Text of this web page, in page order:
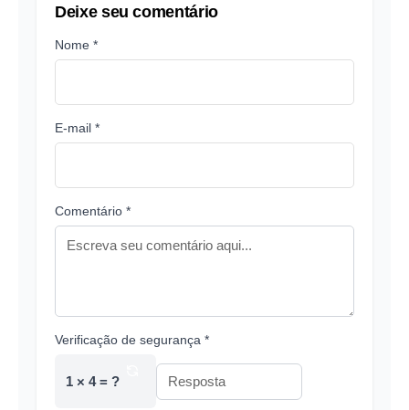
Deixe seu comentário
Nome *
E-mail *
Comentário *
Verificação de segurança *
1 × 4 = ?